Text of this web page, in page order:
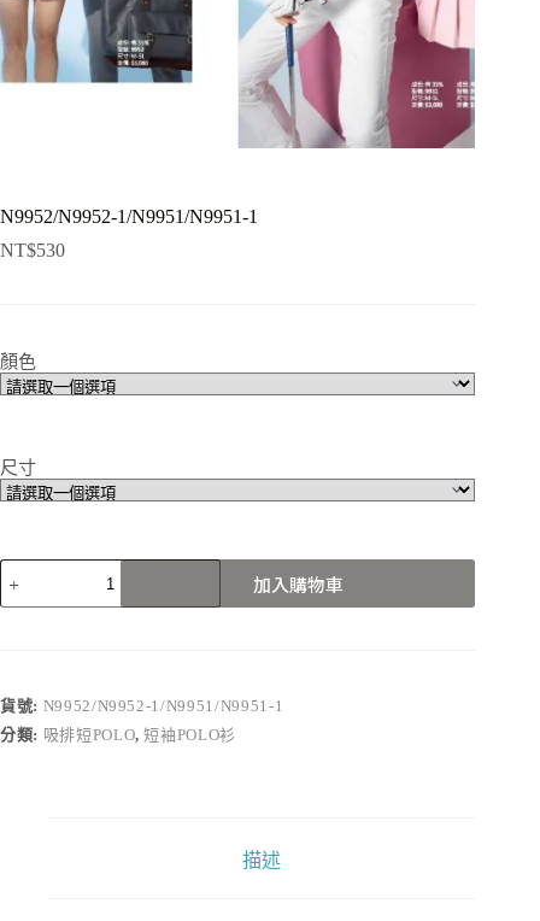
N9952/N9952-1/N9951/N9951-1
NT$530
顏色
尺寸
N9952/N9952-
1/N9951/N9951-
1
加入購物車
貨號: N9952/N9952-1/N9951/N9951-1
分類: 吸排短POLO,短袖POLO衫
描述